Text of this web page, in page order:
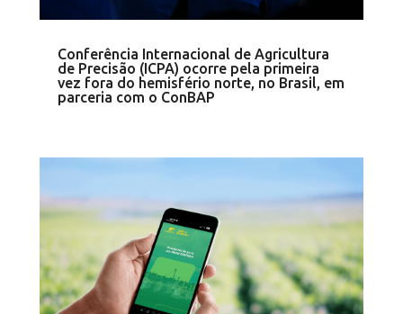
Conferência Internacional de Agricultura
de Precisão (ICPA) ocorre pela primeira
vez fora do hemisfério norte, no Brasil, em
parceria com o ConBAP